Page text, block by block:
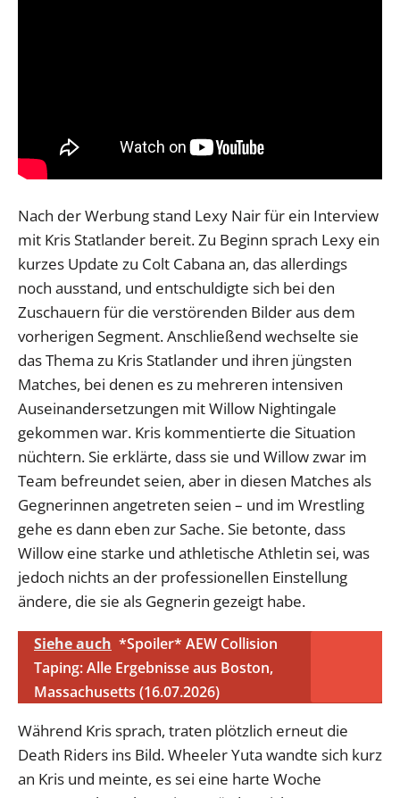
Nach der Werbung stand Lexy Nair für ein Interview
mit Kris Statlander bereit. Zu Beginn sprach Lexy ein
kurzes Update zu Colt Cabana an, das allerdings
noch ausstand, und entschuldigte sich bei den
Zuschauern für die verstörenden Bilder aus dem
vorherigen Segment. Anschließend wechselte sie
das Thema zu Kris Statlander und ihren jüngsten
Matches, bei denen es zu mehreren intensiven
Auseinandersetzungen mit Willow Nightingale
gekommen war. Kris kommentierte die Situation
nüchtern. Sie erklärte, dass sie und Willow zwar im
Team befreundet seien, aber in diesen Matches als
Gegnerinnen angetreten seien – und im Wrestling
gehe es dann eben zur Sache. Sie betonte, dass
Willow eine starke und athletische Athletin sei, was
jedoch nichts an der professionellen Einstellung
ändere, die sie als Gegnerin gezeigt habe.
Siehe auch *Spoiler* AEW Collision
Taping: Alle Ergebnisse aus Boston,
Massachusetts (16.07.2026)
Während Kris sprach, traten plötzlich erneut die
Death Riders ins Bild. Wheeler Yuta wandte sich kurz
an Kris und meinte, es sei eine harte Woche